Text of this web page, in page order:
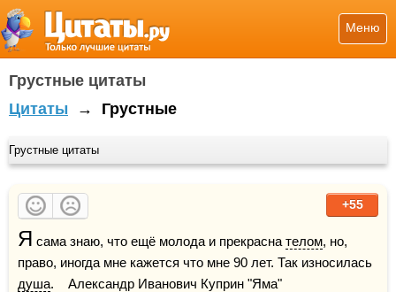
Меню
Грустные цитаты
Цитаты → Грустные
Грустные цитаты
+55
Я сама знаю, что ещё молода и прекрасна телом, но,
душа.    Александр Иванович Куприн "Яма"